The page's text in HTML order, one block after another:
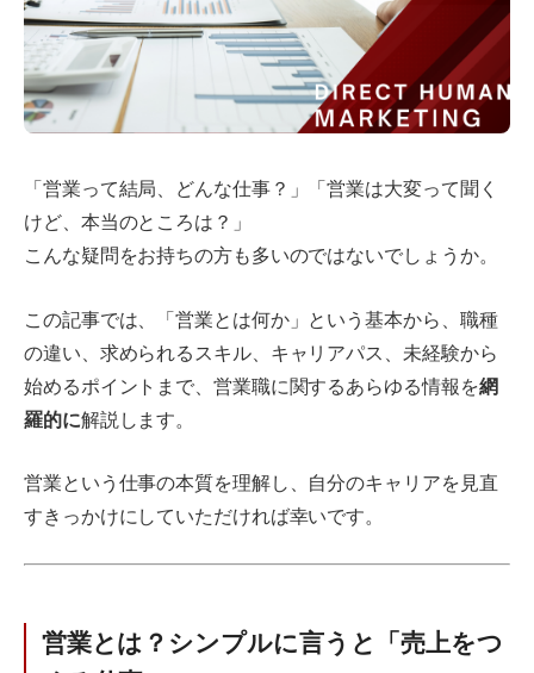
「営業って結局、どんな仕事？」「営業は大変って聞く
けど、本当のところは？」
こんな疑問をお持ちの方も多いのではないでしょうか。
この記事では、「営業とは何か」という基本から、職種
の違い、求められるスキル、キャリアパス、未経験から
始めるポイントまで、営業職に関するあらゆる情報を網
羅的に解説します。
営業という仕事の本質を理解し、自分のキャリアを見直
すきっかけにしていただければ幸いです。
営業とは？シンプルに言うと「売上をつ